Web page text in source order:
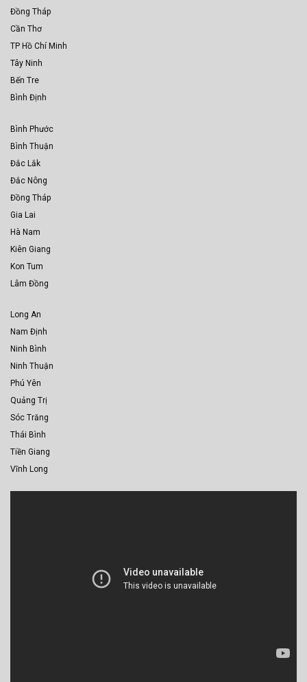
Đồng Tháp
Cần Thơ
TP Hồ Chí Minh
Tây Ninh
Bến Tre
Bình Định
Bình Phước
Bình Thuận
Đắc Lắk
Đắc Nông
Đồng Tháp
Gia Lai
Hà Nam
Kiên Giang
Kon Tum
Lâm Đồng
Long An
Nam Định
Ninh Bình
Ninh Thuận
Phú Yên
Quảng Trị
Sóc Trăng
Thái Bình
Tiền Giang
Vĩnh Long